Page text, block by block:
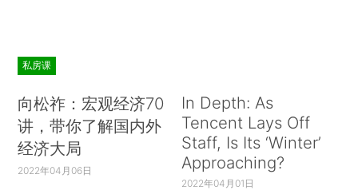
私房课
向松祚：宏观经济70
讲，带你了解国内外
经济大局
2022年04月06日
In Depth: As
Tencent Lays Off
Staff, Is Its ‘Winter’
Approaching?
2022年04月01日